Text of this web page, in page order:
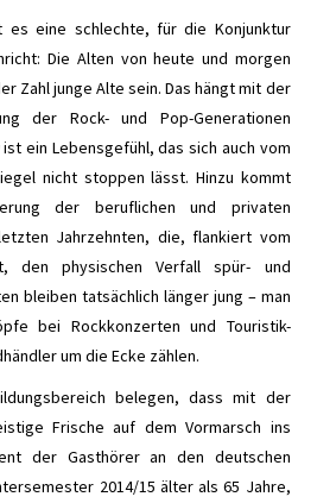
/
es eine schlechte, für die Konjunktur
Die Alten von heute und morgen
Zahl junge Alte sein. Das hängt mit der
der Rock- und Pop-Generationen
ist ein Lebensgefühl, das sich auch vom
nicht stoppen lässt. Hinzu kommt
der beruflichen und privaten
Jahrzehnten, die, flankiert vom
den physischen Verfall spür- und
bleiben tatsächlich länger jung – man
bei Rockkonzerten und Touristik-
um die Ecke zählen.
belegen, dass mit der
Frische auf dem Vormarsch ins
der Gasthörer an den deutschen
2014/15 älter als 65 Jahre,